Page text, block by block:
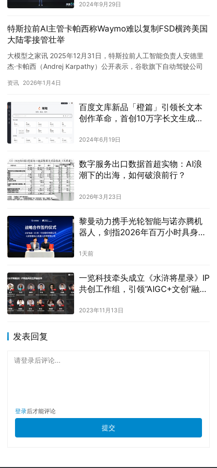
2024年9月29日
特斯拉前AI主管卡帕西称Waymo难以复制FSD横跨美国
大陆零接管壮举
大模型之家讯 2025年12月31日，特斯拉前人工智能负责人安德里
杰·卡帕西（Andrej Karpathy）公开表示，谷歌旗下自动驾驶公司
资讯 2026年1月4日
百度文库新品「橙篇」引领长文本
创作革命，首创10万字长文生成能
2024年6月19日
数字服务出口数据首超实物：AI浪
潮下的出海，如何破浪前行？
2026年3月23日
黎曼动力携手光轮智能与诺亦腾机
器人，剑指2026年百万小时具身智
1天前
一览科技牵头成立《水浒将星录》IP
共创工作组，引领“AIGC+文创”融合
2023年11月13日
发表回复
请登录后评论...
登录后才能评论
提交